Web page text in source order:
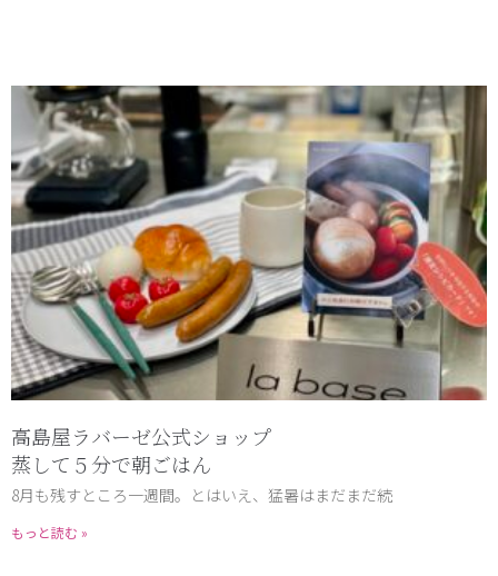
高島屋ラバーゼ公式ショップ
蒸して５分で朝ごはん
8月も残すところ一週間。とはいえ、猛暑はまだまだ続
もっと読む »